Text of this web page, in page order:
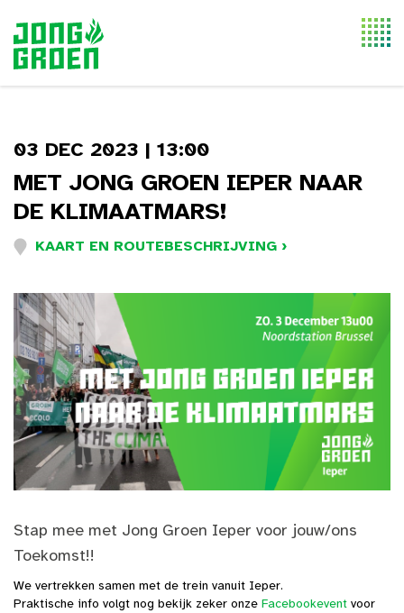
03 DEC 2023 | 13:00
MET JONG GROEN IEPER NAAR
DE KLIMAATMARS!
KAART EN ROUTEBESCHRIJVING ›
Stap mee met Jong Groen Ieper voor jouw/ons
Toekomst!!
We vertrekken samen met de trein vanuit Ieper.
Praktische info volgt nog bekijk zeker onze Facebookevent voor